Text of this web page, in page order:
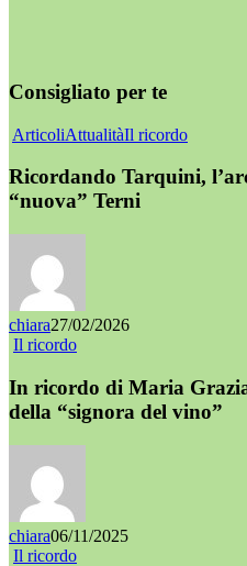
Consigliato per te
ArticoliAttualitàIl ricordo
Ricordando Tarquini,
“nuova” Terni
chiara27/02/2026
Il ricordo
In ricordo di Maria
della “signora del vino”
chiara06/11/2025
Il ricordo